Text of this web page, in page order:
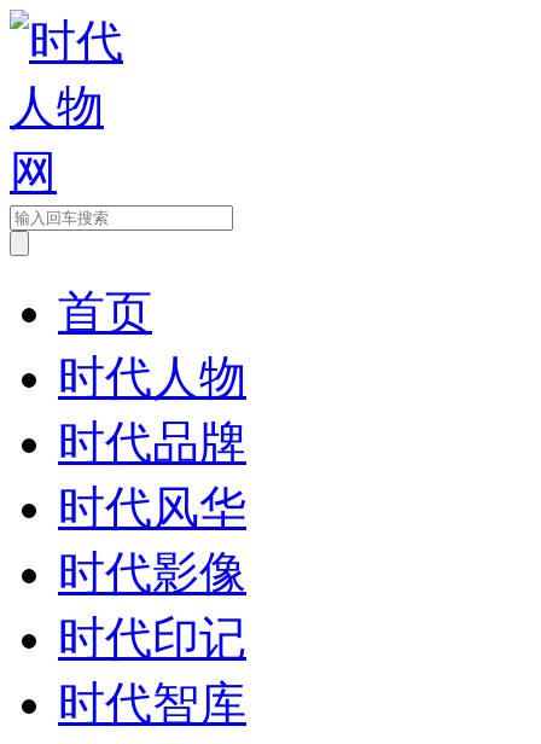
首页
时代人物
时代品牌
时代风华
时代影像
时代印记
时代智库